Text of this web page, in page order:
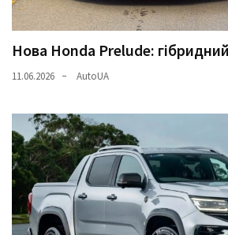
Нова Honda Prelude:
11.06.2026 AutoUA